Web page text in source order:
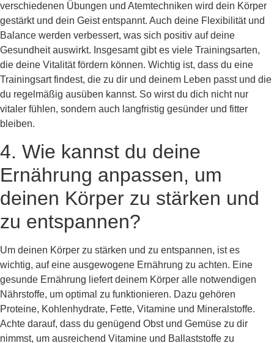
verschiedenen Übungen und Atemtechniken wird dein Körper
gestärkt und dein Geist entspannt. Auch deine Flexibilität und
Balance werden verbessert, was sich positiv auf deine
Gesundheit auswirkt. Insgesamt gibt es viele Trainingsarten,
die deine Vitalität fördern können. Wichtig ist, dass du eine
Trainingsart findest, die zu dir und deinem Leben passt und die
du regelmäßig ausüben kannst. So wirst du dich nicht nur
vitaler fühlen, sondern auch langfristig gesünder und fitter
bleiben.
4. Wie kannst du deine
Ernährung anpassen, um
deinen Körper zu stärken und
zu entspannen?
Um deinen Körper zu stärken und zu entspannen, ist es
wichtig, auf eine ausgewogene Ernährung zu achten. Eine
gesunde Ernährung liefert deinem Körper alle notwendigen
Nährstoffe, um optimal zu funktionieren. Dazu gehören
Proteine, Kohlenhydrate, Fette, Vitamine und Mineralstoffe.
Achte darauf, dass du genügend Obst und Gemüse zu dir
nimmst, um ausreichend Vitamine und Ballaststoffe zu